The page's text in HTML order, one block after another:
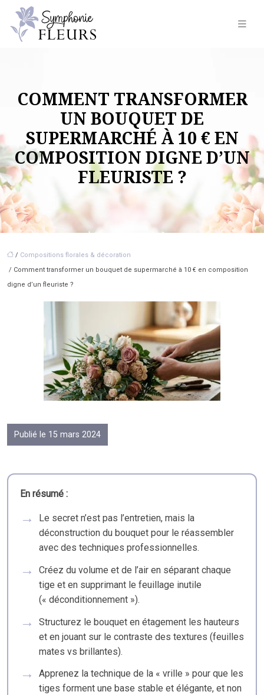
COMMENT TRANSFORMER
UN BOUQUET DE
SUPERMARCHÉ À 10 € EN
COMPOSITION DIGNE D’UN
FLEURISTE ?
/ Compositions florales & décoration
/ Comment transformer un bouquet de supermarché à 10 € en composition
digne d’un fleuriste ?
Publié le 15 mars 2024
En résumé :
Le secret n’est pas l’entretien, mais la
déconstruction du bouquet pour le réassembler
avec des techniques professionnelles.
Créez du volume et de l’air en séparant chaque
tige et en supprimant le feuillage inutile
(« déconditionnement »).
Structurez le bouquet en étagement les hauteurs
et en jouant sur le contraste des textures (feuilles
mates vs brillantes).
Apprenez la technique de la « vrille » pour que les
tiges forment une base stable et élégante, et non